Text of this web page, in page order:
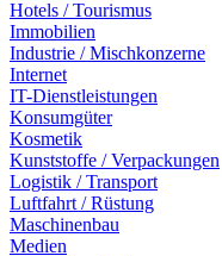
Hotels / Tourismus
Immobilien
Industrie / Mischkonzerne
Internet
IT-Dienstleistungen
Konsumgüter
Kosmetik
Kunststoffe / Verpackungen
Logistik / Transport
Luftfahrt / Rüstung
Maschinenbau
Medien